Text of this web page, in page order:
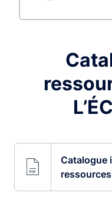
Catalogue